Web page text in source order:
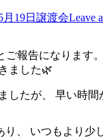
月19日 譲渡会Leave
ご報告になります。
ました🌿
したが、 早い時
り、 いつもより少